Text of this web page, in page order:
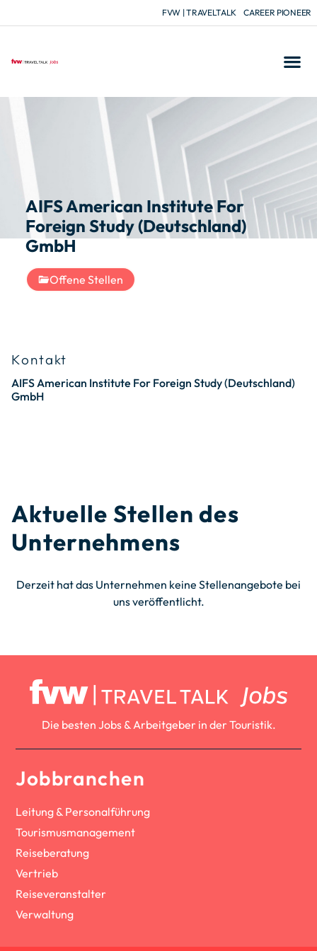
FVW | TRAVELTALK CAREER PIONEER
AIFS American Institute For
Foreign Study (Deutschland)
GmbH
Offene Stellen
Kontakt
AIFS American Institute For Foreign Study (Deutschland)
GmbH
Aktuelle Stellen des
Unternehmens
Derzeit hat das Unternehmen keine Stellenangebote bei
uns veröffentlicht.
Die besten Jobs & Arbeitgeber in der Touristik.
Jobbranchen
Leitung & Personalführung
Tourismusmanagement
Reiseberatung
Vertrieb
Reiseveranstalter
Verwaltung